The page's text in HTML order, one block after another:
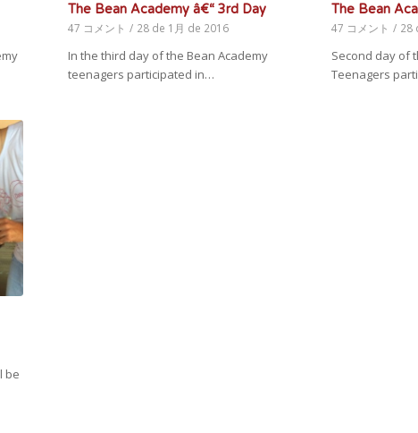
The Bean Academy â€“ 3rd Day
47 コメント / 28 de 1月 de 2016
In the third day of the Bean Academy
teenagers participated in…
The Bean
47 コメント / 28
Second day of
Teenagers
be